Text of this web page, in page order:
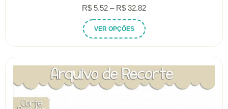
R$ 5.52 – R$ 32.82Faixa
através
R$ 32.82
VER OPÇÕES
produto
tem
várias
variantes.
As
opções